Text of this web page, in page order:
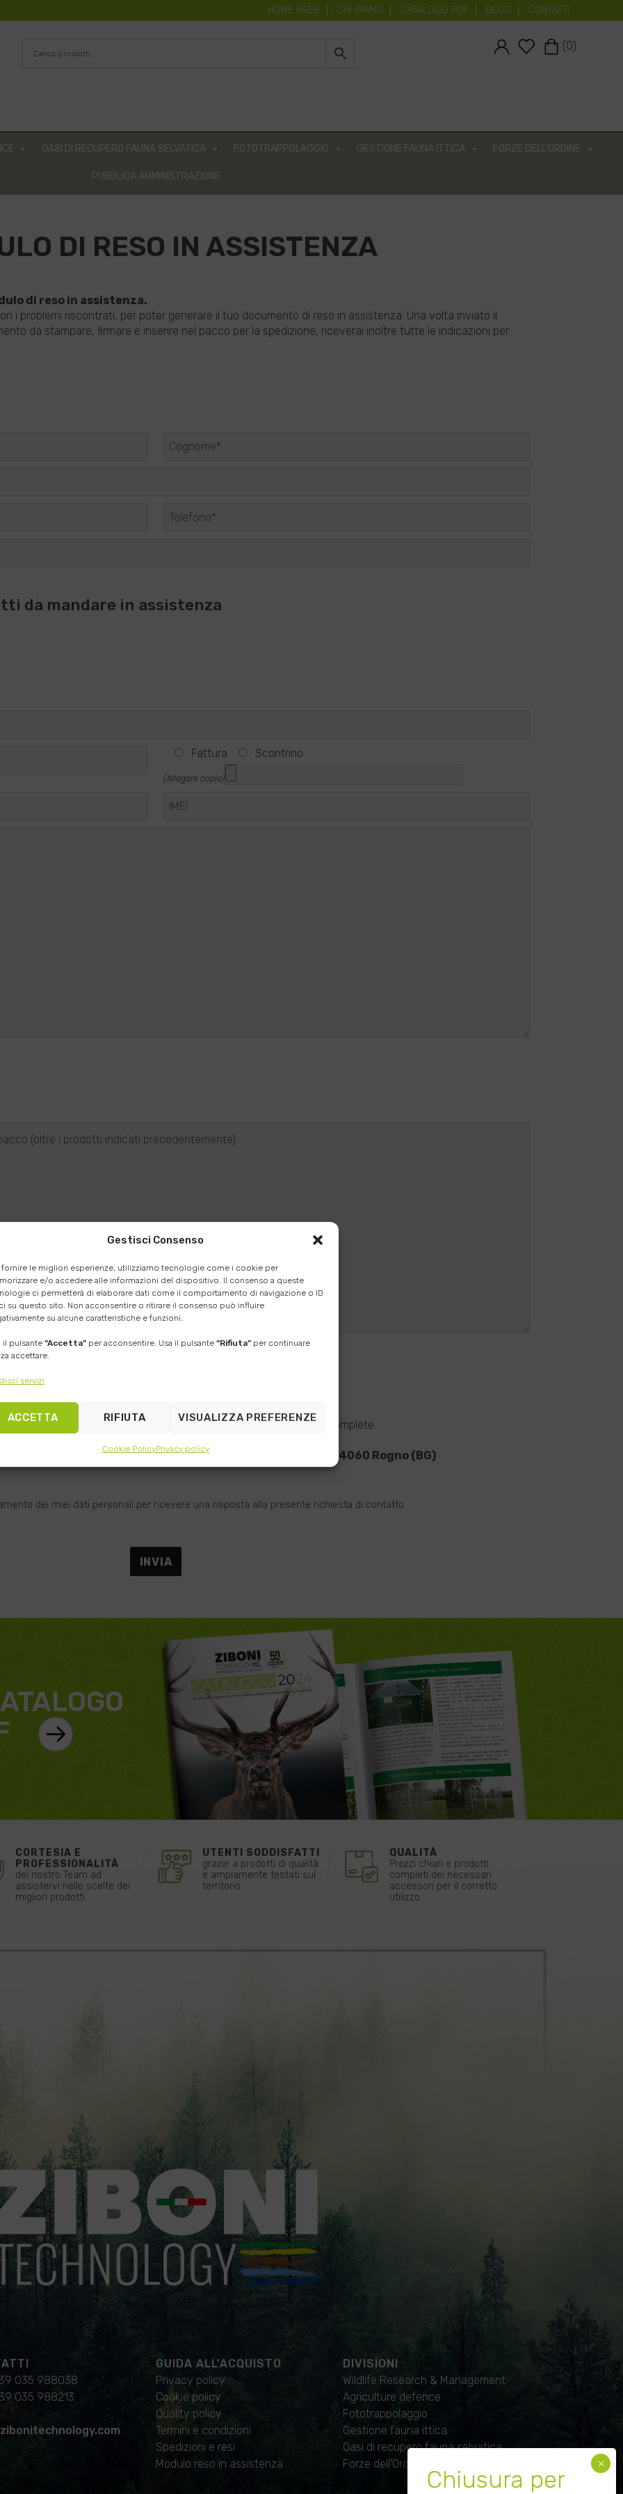
Gestisci Consenso
fornire le migliori esperienze, utilizziamo tecnologie come i cookie per
e/o accedere alle informazioni del dispositivo. Il consenso a queste
ci permetterà di elaborare dati come il comportamento di navigazione o ID
su questo sito. Non acconsentire o ritirare il consenso può influire
su alcune caratteristiche e funzioni.
il pulsante “Accetta” per acconsentire. Usa il pulsante “Rifiuta” per continuare
accettare.
servizi
ACCETTA RIFIUTA VISUALIZZA PREFERENZE
Cookie PolicyPrivacy policy
HOME PAGE CHI SIAMO CATALOGO PDF BLOG CONTATTI
# # (0)
OASI DI RECUPERO FAUNA SELVATICA FOTOTRAPPOLAGGIO GESTIONE FAUNA ITTICA FORZE DELL'ORDINE
PUBBLICA AMMINISTRAZIONE
DI RESO IN ASSISTENZA
di reso in assistenza.
i problemi riscontrati, per poter generare il tuo documento di reso in assistenza. Una volta inviato il
da stampare, firmare e inserire nel pacco per la spedizione, riceverai inoltre tutte le indicazioni per
da mandare in assistenza
Fattura Scontrino
(Allegare copia)
da firmare ed inserire nel pacco, all’interno troverai le indicazioni complete
e il modulo di reso
operativa:
ZIBONI TECHNOLOGY SRL – Via Sant’Anna 2-d, 24060 Rogno (BG)
dei miei dati personali per ricevere una risposta alla presente richiesta di contatto.
CORTESIA E
PROFESSIONALITÀ
del nostro Team ad
assistervi nelle scelte dei
migliori prodotti
UTENTI SODDISFATTI
grazie a prodotti di qualità
e ampiamente testati sul
territorio
QUALITÀ
Prezzi chiari e prodotti
completi dei necessari
accessori per il corretto
utilizzo.
035 988038
035 988213
GUIDA ALL'ACQUISTO
Privacy policy
Cookie policy
Quality policy
Termini e condizioni
Spedizioni e resi
Modulo reso in assistenza
DIVISIONI
Wildlife Research & Management
Agriculture defence
Fototrappolaggio
Gestione fauna ittica
Oasi di recupero fauna selvatica
Forze dell'Ordine